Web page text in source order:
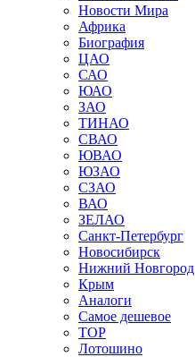
Новости Мира
Африка
Биография
ЦАО
САО
ЮАО
ЗАО
ТИНАО
СВАО
ЮВАО
ЮЗАО
СЗАО
ВАО
ЗЕЛАО
Санкт-Петербург
Новосибирск
Нижний Новгород
Крым
Аналоги
Самое дешевое
TOP
Лотошино